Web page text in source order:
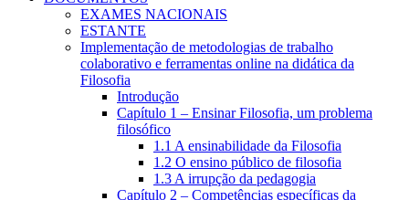
EXAMES NACIONAIS
ESTANTE
Implementação de metodologias de trabalho
colaborativo e ferramentas online na didática da
Filosofia
Introdução
Capítulo 1 – Ensinar Filosofia, um problema
filosófico
1.1 A ensinabilidade da Filosofia
1.2 O ensino público de filosofia
1.3 A irrupção da pedagogia
Capítulo 2 – Competências específicas da